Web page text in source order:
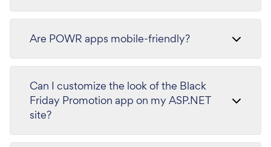
Are POWR apps mobile-friendly?
Can I customize the look of the Black
Friday Promotion app on my ASP.NET
site?